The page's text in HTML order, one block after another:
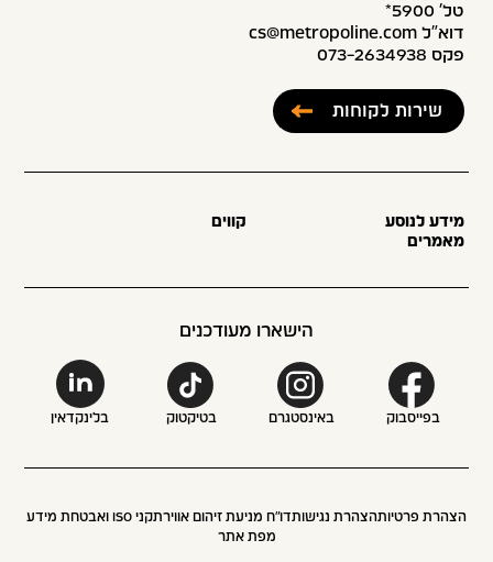
טל׳ 5900*
דוא”ל cs@metropoline.com
פקס 073-2634938
שירות לקוחות
מידע לנוסע
קווים
מאמרים
הישארו מעודכנים
בפייסבוק באינסטגרם בטיקטוק בלינקדאין
הצהרת פרטיותהצהרת נגישותדו״ח מניעת זיהום אווירתקני ISO ואבטחת מידע
מפת אתר